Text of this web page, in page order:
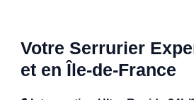
Votre Serrurier
et en Île-de-France